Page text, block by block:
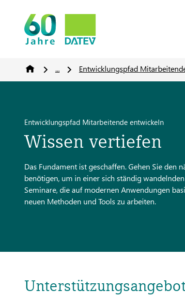
... Entwicklungspfad
Entwicklungspfad Mitarbeitende entwickeln
Wissen vertiefen
Das Fundament ist geschaffen. Gehen Sie
benötigen, um in einer sich ständig
Seminare, die auf modernen Anwendungen
neuen Methoden und Tools zu arbeiten.